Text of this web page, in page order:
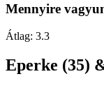
Mennyire
Átlag: 3.3
Eperke (35)